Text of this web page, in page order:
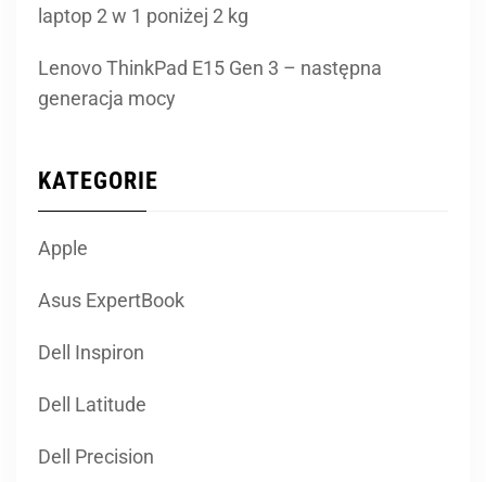
laptop 2 w 1 poniżej 2 kg
Lenovo ThinkPad E15 Gen 3 – następna
generacja mocy
KATEGORIE
Apple
Asus ExpertBook
Dell Inspiron
Dell Latitude
Dell Precision